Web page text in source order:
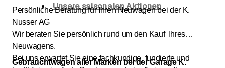
Unsere saisonalen Aktionen
Persönliche Beratung für Ihren Neuwagen bei der K.
Nusser AG
Wir beraten Sie persönlich rund um den Kauf Ihres
Neuwagens.
Bei uns erwartet Sie eine fachkundige, fundierte und
Gebrauchtwagen aller Marken bei der Garage K.